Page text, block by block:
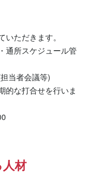
ただきます。
通所スケジュール管
当者会議等)
的な打合せを行いま
材